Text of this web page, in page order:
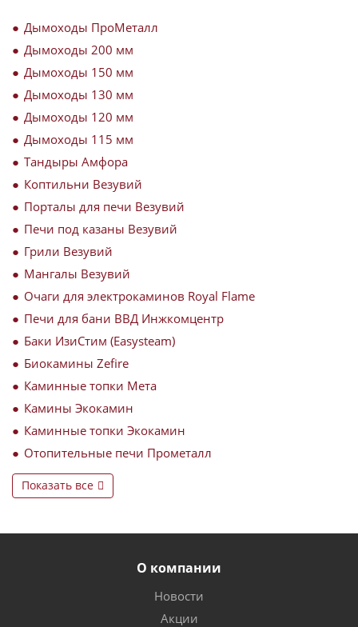
Дымоходы ПроМеталл
Дымоходы 200 мм
Дымоходы 150 мм
Дымоходы 130 мм
Дымоходы 120 мм
Дымоходы 115 мм
Тандыры Амфора
Коптильни Везувий
Порталы для печи Везувий
Печи под казаны Везувий
Грили Везувий
Мангалы Везувий
Очаги для электрокаминов Royal Flame
Печи для бани ВВД Инжкомцентр
Баки ИзиСтим (Easysteam)
Биокамины Zefire
Каминные топки Мета
Камины Экокамин
Каминные топки Экокамин
Отопительные печи Прометалл
Показать все
О компании
Новости
Акции